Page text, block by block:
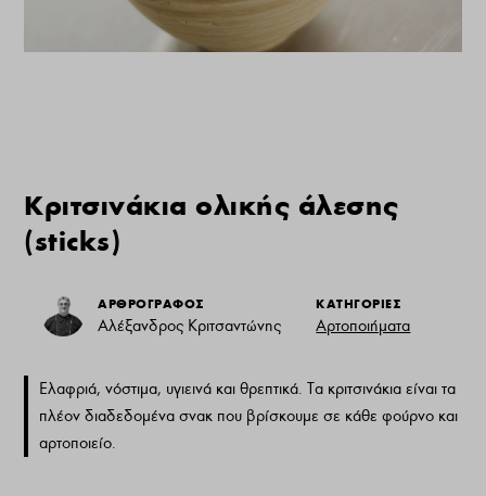
Κριτσινάκια oλικής άλεσης
(sticks)
ΑΡΘΡΟΓΡΑΦΟΣ
Αλέξανδρος Κριτσαντώνης
ΚΑΤΗΓΟΡΙΕΣ
Αρτοποιήματα
Ελαφριά, νόστιμα, υγιεινά και θρεπτικά. Τα κριτσινάκια είναι τα
πλέον διαδεδομένα σνακ που βρίσκουμε σε κάθε φούρνο και
αρτοποιείο.